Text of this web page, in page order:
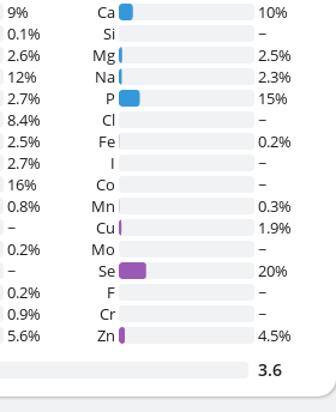
9%
0.1%
2.6%
12%
2.7%
8.4%
2.5%
2.7%
16%
0.8%
~
0.2%
~
0.2%
0.9%
5.6%
Ca
10%
Si
~
Mg
2.5%
Na
2.3%
P
15%
Cl
~
Fe
0.2%
I
~
Co
~
Mn
0.3%
Cu
1.9%
Mo
~
Se
20%
F
~
Cr
~
Zn
4.5%
3.6